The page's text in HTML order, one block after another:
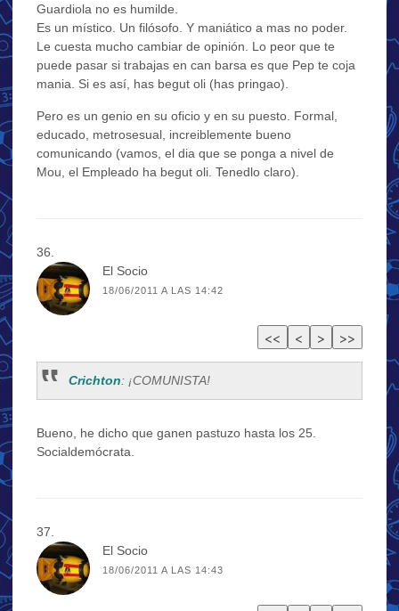
Guardiola no es humilde.
Es un místico. Un filósofo. Y maniático a mas no poder.
Le cuesta mucho cambiar de opinión. Lo peor que te
puede pasar si trabajas en can barsa es que Pep te coja
mania. Si es así, has begut oli (has pringao).
Pero es un genio en su oficio y en su puesto. Formal,
educado, metrosesual, increiblemente bueno
comunicando (vamos, el dia que se ponga a nivel de
Mou, el Empleado ha begut oli. Tenedlo claro).
El Socio
18/06/2011 A LAS 14:42
Crichton: ¡COMUNISTA!
Bueno, he dicho que ganen pastuzo hasta los 25.
Socialdemócrata.
El Socio
18/06/2011 A LAS 14:43